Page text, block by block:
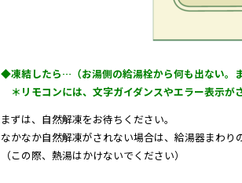
◆凍結したら…（お湯側の給湯栓から何も出ない。
＊リモコンには、文字ガイダンスやエラー表示が
まずは、自然解凍をお待ちください。
なかなか自然解凍がされない場合は、給湯器まわ
（この際、熱湯はかけないでください）